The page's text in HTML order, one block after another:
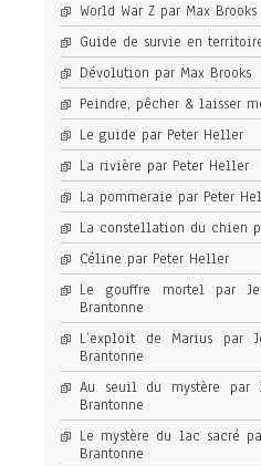
World War Z par Max Brooks
Guide de survie en
Dévolution par Max Brooks
Peindre, pêcher & laisser
Le guide par Peter Heller
La rivière par Peter Heller
La pommeraie par Peter
La constellation du chien
Céline par Peter Heller
Le gouffre mortel par
Brantonne
L’exploit de Marius par
Brantonne
Au seuil du mystère par
Brantonne
Le mystère du lac sacré
Brantonne